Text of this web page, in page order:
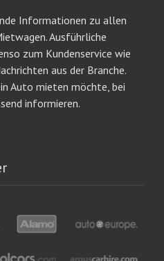
Informationen zu allen
Ausführliche
zum Kundenservice wie
aus der Branche.
Auto mieten möchte, bei
informieren.